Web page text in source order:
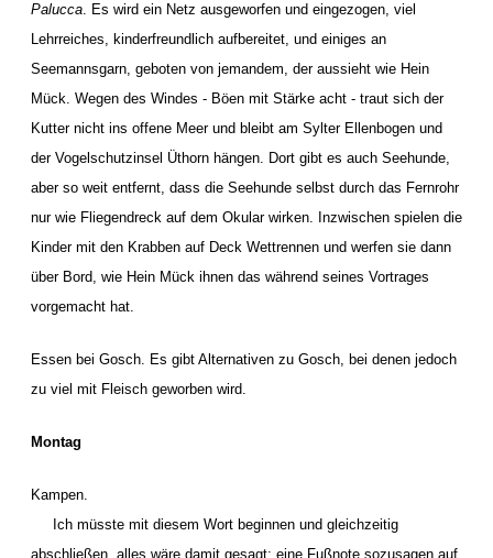
Palucca. Es wird ein Netz ausgeworfen und eingezogen, viel
Lehrreiches, kinderfreundlich aufbereitet, und einiges an
Seemannsgarn, geboten von jemandem, der aussieht wie Hein
Mück. Wegen des Windes - Böen mit Stärke acht - traut sich der
Kutter nicht ins offene Meer und bleibt am Sylter Ellenbogen und
der Vogelschutzinsel Üthorn hängen. Dort gibt es auch Seehunde,
aber so weit entfernt, dass die Seehunde selbst durch das Fernrohr
nur wie Fliegendreck auf dem Okular wirken. Inzwischen spielen die
Kinder mit den Krabben auf Deck Wettrennen und werfen sie dann
über Bord, wie Hein Mück ihnen das während seines Vortrages
vorgemacht hat.
Essen bei Gosch. Es gibt Alternativen zu Gosch, bei denen jedoch
zu viel mit Fleisch geworben wird.
Montag
Kampen.
Ich müsste mit diesem Wort beginnen und gleichzeitig
abschließen, alles wäre damit gesagt; eine Fußnote sozusagen auf